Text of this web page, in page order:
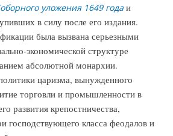
уложения 1649 года и
в силу после его издания.
была вызвана серьезными
экономической структуре
абсолютной монархии.
царизма, вынужденного
торговли и промышленности в
развития крепостничества,
господствующего класса феодалов и